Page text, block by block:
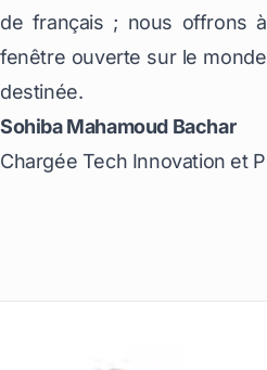
de français ; nous offrons
fenêtre ouverte sur le
destinée.
Sohiba Mahamoud Bachar
Chargée Tech Innovation et